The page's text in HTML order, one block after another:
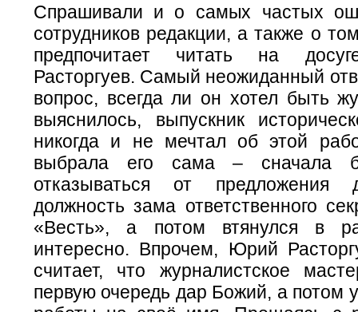
Спрашивали и о самых частых
сотрудников редакции, а также о
предпочитает читать на
Расторгуев. Самый неожиданный
вопрос, всегда ли он хотел быть
выяснилось, выпускник
никогда и не мечтал об этой
выбрала его сама – сначала
отказываться от предложения
должность зама ответственного
«Весть», а потом втянулся в
интересно. Впрочем, Юрий
считает, что журналистское
первую очередь дар Божий, а потом